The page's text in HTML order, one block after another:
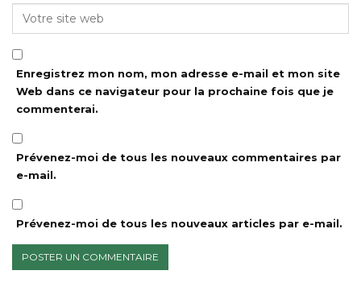
Enregistrez mon nom, mon adresse e-mail et mon site
Web dans ce navigateur pour la prochaine fois que je
commenterai.
Prévenez-moi de tous les nouveaux commentaires par
e-mail.
Prévenez-moi de tous les nouveaux articles par e-mail.